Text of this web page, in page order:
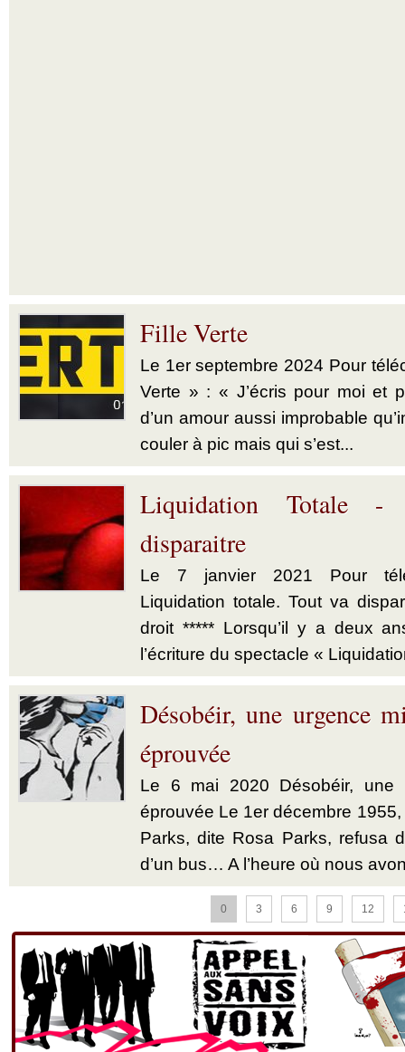
Fille Verte
Le 1er septembre 2024 Pour
Verte » : « J’écris pour moi et
d’un amour aussi improbable
couler à pic mais qui s’est...
Liquidation Totale
disparaitre
Le 7 janvier 2021 Pour
Liquidation totale. Tout va
droit ***** Lorsqu’il y a deux
l’écriture du spectacle «
Désobéir, une urgence
éprouvée
Le 6 mai 2020 Désobéir, une
éprouvée Le 1er décembre
Parks, dite Rosa Parks, refusa
d’un bus… A l’heure où nous
0 3 6 9 12